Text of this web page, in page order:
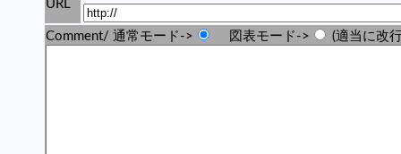
URL
Comment/ 通常モード-> 図表モード-> (適当に改